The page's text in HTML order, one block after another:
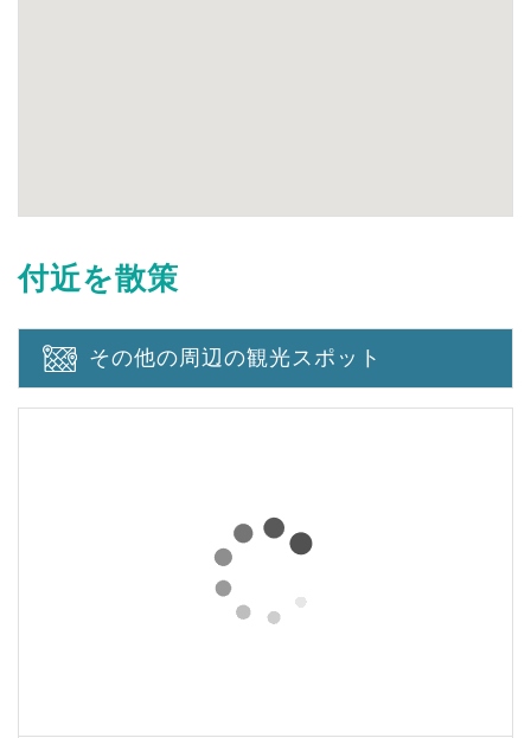
付近を散策
その他の周辺の観光スポット